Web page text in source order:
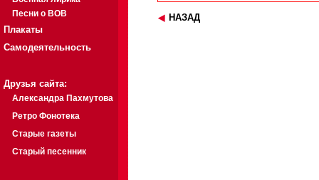
Песни о ВОВ
Плакаты
Самодеятельность
Друзья сайта:
Александра Пахмутова
Ретро Фонотека
Старые газеты
Старый песенник
НАЗАД